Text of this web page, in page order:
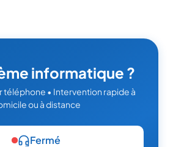
informatique ?
téléphone • Intervention rapide à
ou à distance
Fermé